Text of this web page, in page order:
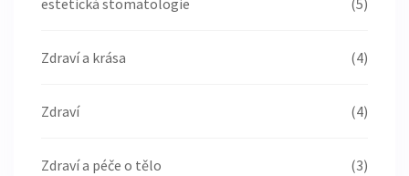
estetická stomatologie (5)
Zdraví a krása (4)
Zdraví (4)
Zdraví a péče o tělo (3)